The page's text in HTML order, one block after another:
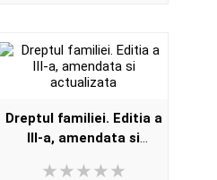
Dreptul familiei. Editia a
III-a, amendata si